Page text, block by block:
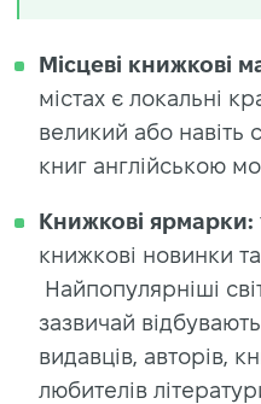
Місцеві книжкові
містах є локальні
великий або навіть
книг англійською
Книжкові ярмарки:
книжкові новинки
Найпопулярніші
зазвичай
видавців, авторів,
любителів